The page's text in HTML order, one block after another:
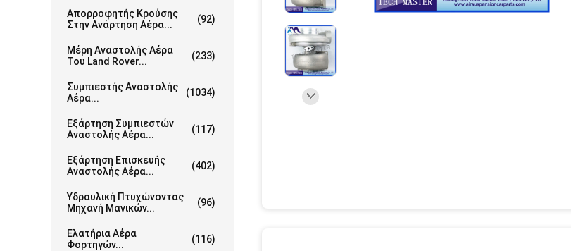
Απορροφητής Κρούσης
Στην Ανάρτηση Αέρα...
(92)
Μέρη Αναστολής Αέρα
Του Land Rover...
(233)
Συμπιεστής Αναστολής
Αέρα...
(1034)
Εξάρτηση Συμπιεστών
Αναστολής Αέρα...
(117)
Εξάρτηση Επισκευής
Αναστολής Αέρα...
(402)
Υδραυλική Πτυχώνοντας
Μηχανή Μανικών...
(96)
Ελατήρια Αέρα
Φορτηγών...
(116)